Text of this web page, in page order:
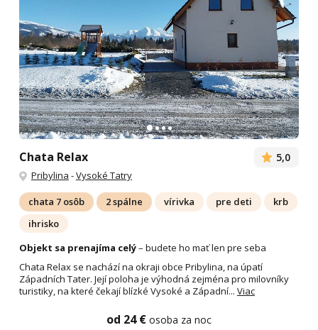
Chata Relax 5,0
Pribylina -Vysoké Tatry
chata 7 osôb 2 spálne vírivka pre deti
krb
ihrisko
Objekt sa prenajíma celý– budete ho mať len pre seba
Chata Relax se nachází na okraji obce Pribylina, na úpatí
Západních Tater. Její poloha je výhodná zejména pro milovníky
turistiky, na které čekají blízké Vysoké a Západní... Viac
od 24 € osoba za noc